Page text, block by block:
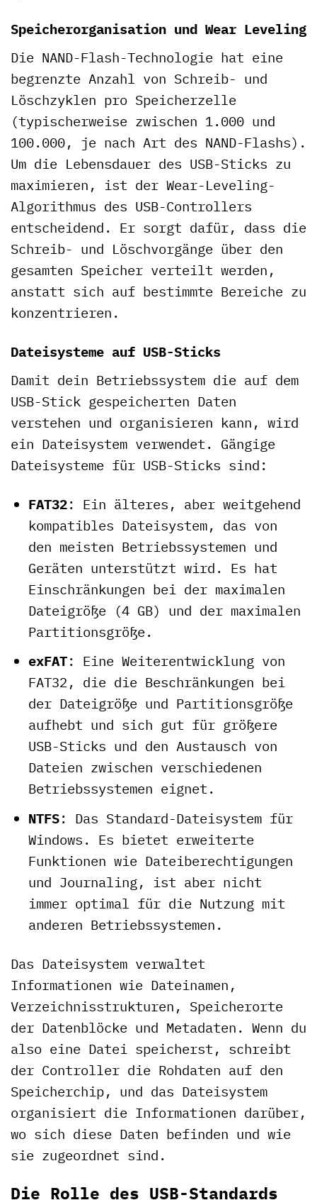
Speicherorganisation und Wear Leveling
Die NAND-Flash-Technologie hat eine
begrenzte Anzahl von Schreib- und
Löschzyklen pro Speicherzelle
(typischerweise zwischen 1.000 und
100.000, je nach Art des NAND-Flashs).
Um die Lebensdauer des USB-Sticks zu
maximieren, ist der Wear-Leveling-
Algorithmus des USB-Controllers
entscheidend. Er sorgt dafür, dass die
Schreib- und Löschvorgänge über den
gesamten Speicher verteilt werden,
anstatt sich auf bestimmte Bereiche zu
konzentrieren.
Dateisysteme auf USB-Sticks
Damit dein Betriebssystem die auf dem
USB-Stick gespeicherten Daten
verstehen und organisieren kann, wird
ein Dateisystem verwendet. Gängige
Dateisysteme für USB-Sticks sind:
FAT32: Ein älteres, aber weitgehend
kompatibles Dateisystem, das von
den meisten Betriebssystemen und
Geräten unterstützt wird. Es hat
Einschränkungen bei der maximalen
Dateigröße (4 GB) und der maximalen
Partitionsgröße.
exFAT: Eine Weiterentwicklung von
FAT32, die die Beschränkungen bei
der Dateigröße und Partitionsgröße
aufhebt und sich gut für größere
USB-Sticks und den Austausch von
Dateien zwischen verschiedenen
Betriebssystemen eignet.
NTFS: Das Standard-Dateisystem für
Windows. Es bietet erweiterte
Funktionen wie Dateiberechtigungen
und Journaling, ist aber nicht
immer optimal für die Nutzung mit
anderen Betriebssystemen.
Das Dateisystem verwaltet
Informationen wie Dateinamen,
Verzeichnisstrukturen, Speicherorte
der Datenblöcke und Metadaten. Wenn du
also eine Datei speicherst, schreibt
der Controller die Rohdaten auf den
Speicherchip, und das Dateisystem
organisiert die Informationen darüber,
wo sich diese Daten befinden und wie
sie zugeordnet sind.
Die Rolle des USB-Standards